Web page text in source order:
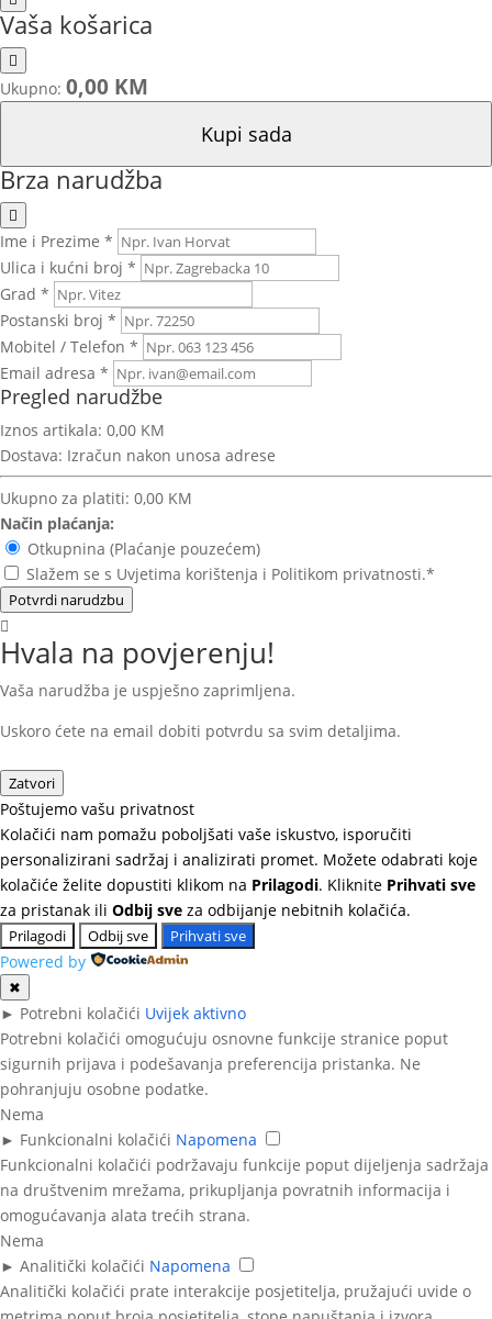
Vaša košarica
Ukupno: 0,00 KM
Kupi sada
Brza narudžba
Ime i Prezime *
Ulica i kućni broj *
Grad *
Postanski broj *
Mobitel / Telefon *
Email adresa *
Pregled narudžbe
Iznos artikala: 0,00 KM
Dostava: Izračun nakon unosa adrese
Ukupno za platiti: 0,00 KM
Način plaćanja:
Otkupnina (Plaćanje pouzećem)
Slažem se s Uvjetima korištenja i Politikom privatnosti.*
Potvrdi narudzbu
Hvala na povjerenju!
Vaša narudžba je uspješno zaprimljena.
Uskoro ćete na email dobiti potvrdu sa svim detaljima.
Zatvori
Poštujemo vašu privatnost
Kolačići nam pomažu poboljšati vaše iskustvo, isporučiti
personalizirani sadržaj i analizirati promet. Možete odabrati koje
kolačiće želite dopustiti klikom na Prilagodi. Kliknite Prihvati sve
za pristanak ili Odbij sve za odbijanje nebitnih kolačića.
Prilagodi Odbij sve Prihvati sve
Powered by
✖
► Potrebni kolačići Uvijek aktivno
Potrebni kolačići omogućuju osnovne funkcije stranice poput
sigurnih prijava i podešavanja preferencija pristanka. Ne
pohranjuju osobne podatke.
Nema
► Funkcionalni kolačići Napomena
Funkcionalni kolačići podržavaju funkcije poput dijeljenja sadržaja
na društvenim mrežama, prikupljanja povratnih informacija i
omogućavanja alata trećih strana.
Nema
► Analitički kolačići Napomena
Analitički kolačići prate interakcije posjetitelja, pružajući uvide o